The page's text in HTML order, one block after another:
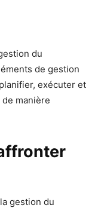
du
de gestion
exécuter et
manière
gestion du